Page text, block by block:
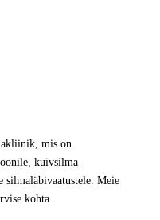
mis on
kuivsilma
Meie
kohta.